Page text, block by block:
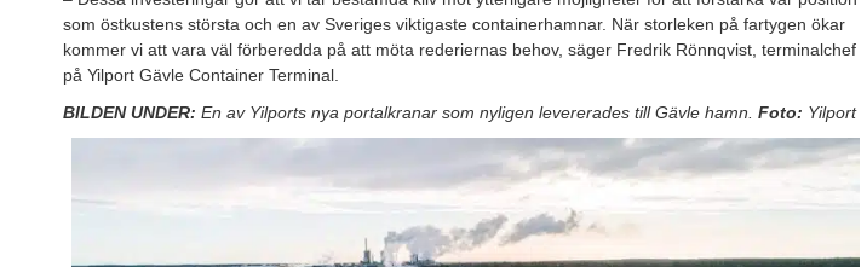
som östkustens största och en av Sveriges viktigaste containerhamnar. När storleken på fartygen ökar
kommer vi att vara väl förberedda på att möta rederiernas behov, säger Fredrik Rönnqvist, terminalchef
på Yilport Gävle Container Terminal.
BILDEN UNDER: En av Yilports nya portalkranar som nyligen levererades till Gävle hamn. Foto: Yilport